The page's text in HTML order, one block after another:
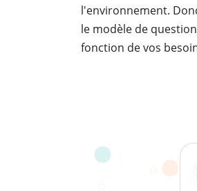
l'environnement.
le modèle de
fonction de vos